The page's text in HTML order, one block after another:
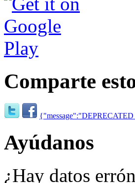
Comparte
Ayúdanos
¿Hay datos